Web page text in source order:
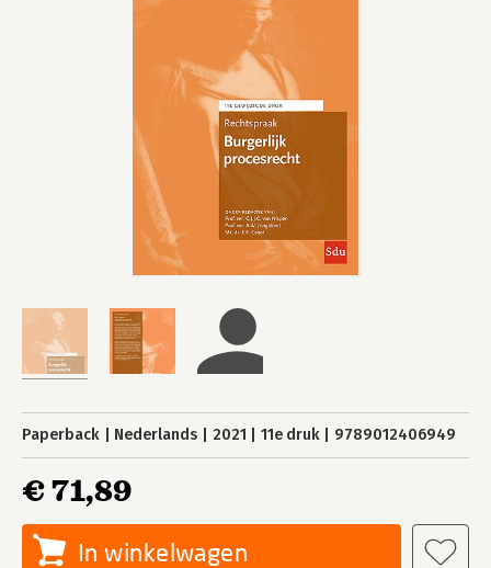
Paperback Nederlands 2021 11e druk 9789012406949
€ 71,89
In winkelwagen